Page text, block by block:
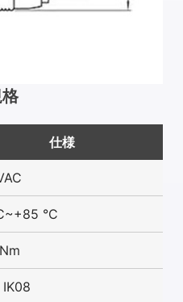
仕様
°C
IK08